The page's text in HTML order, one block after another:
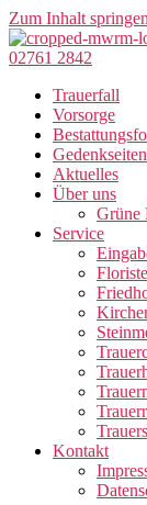
Zum Inhalt springen
02761 2842
Trauerfall
Vorsorge
Gedenkseiten
Aktuelles
Über uns
Grüne
Service
Kontakt